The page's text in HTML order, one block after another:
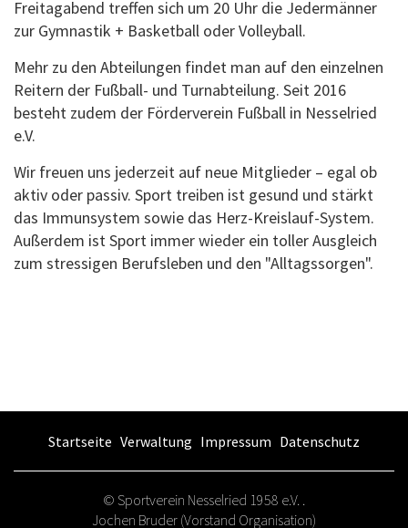
Freitagabend treffen sich um 20 Uhr die Jedermänner
zur Gymnastik + Basketball oder Volleyball.
Mehr zu den Abteilungen findet man auf den einzelnen
Reitern der Fußball- und Turnabteilung. Seit 2016
besteht zudem der Förderverein Fußball in Nesselried
e.V.
Wir freuen uns jederzeit auf neue Mitglieder – egal ob
aktiv oder passiv. Sport treiben ist gesund und stärkt
das Immunsystem sowie das Herz-Kreislauf-System.
Außerdem ist Sport immer wieder ein toller Ausgleich
zum stressigen Berufsleben und den "Alltagssorgen".
Startseite Verwaltung Impressum Datenschutz
© Sportverein Nesselried 1958 e.V. .
Jochen Bruder (Vorstand Organisation)